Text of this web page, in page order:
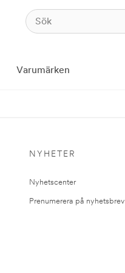
Varumärken
NYHETER
Nyhetscenter
Prenumerera på nyhetsbrev